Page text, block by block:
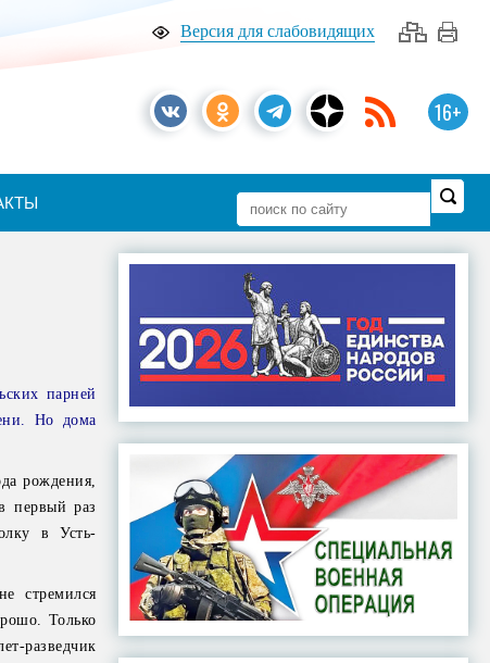
Версия для слабовидящих
16+
парней
Но дома
рождения,
первый раз
в Усть-
стремился
Только
разведчик